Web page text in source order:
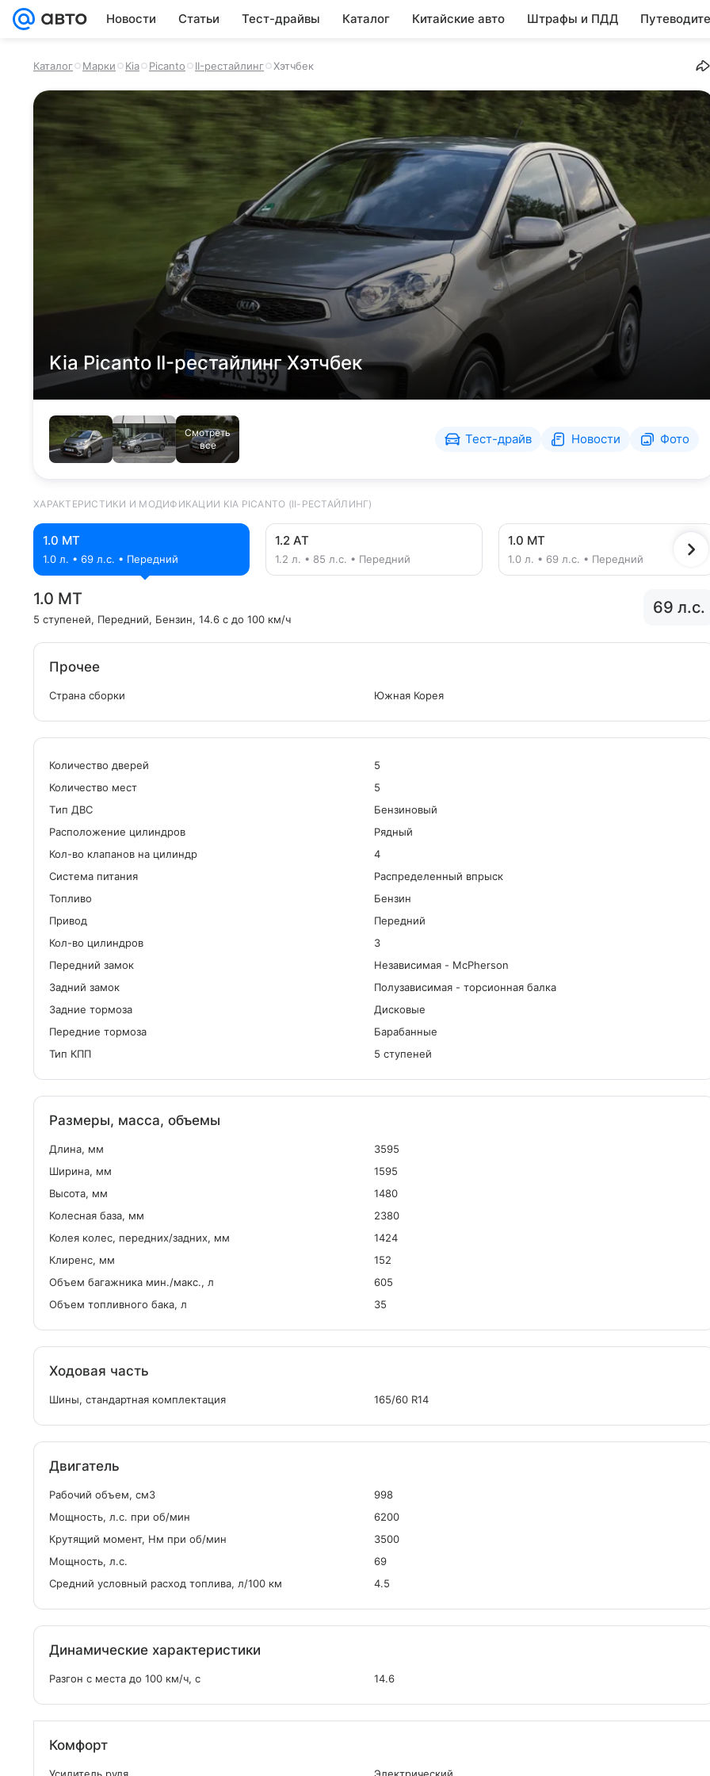
Новости Статьи Тест-драйвы Каталог Китайские авто Штрафы и ПДД
Каталог Марки Kia Picanto II-рестайлинг Хэтчбек
Kia Picanto II-рестайлинг Хэтчбек
Смотреть
все
Тест-драйв Новости Фото
ХАРАКТЕРИСТИКИ И МОДИФИКАЦИИ KIA PICANTO (II-РЕСТАЙЛИНГ)
1.0 MT
1.0 л. • 69 л.с. • Передний
1.2 AT
1.2 л. • 85 л.с. • Передний
1.0 MT
1.0 л. • 69 л.с. • Передний
1.0 MT
5 ступеней, Передний, Бензин, 14.6 с до 100 км/ч
69 л.с.
Прочее
Страна сборки Южная Корея
Количество дверей
5
Количество мест
5
Tип ДВС
Бензиновый
Расположение цилиндров
Рядный
Кол-во клапанов на цилиндр
4
Система питания
Распределенный впрыск
Топливо
Бензин
Привод
Передний
Кол-во цилиндров
3
Передний замок
Независимая - McPherson
Задний замок
Полузависимая - торсионная балка
Задние тормоза
Дисковые
Передние тормоза
Барабанные
Тип КПП
5 ступеней
Размеры, масса, объемы
Длина, мм
3595
Ширина, мм
1595
Высота, мм
1480
Колесная база, мм
2380
Колея колес, передних/задних, мм
1424
Клиренс, мм
152
Объем багажника мин./макс., л
605
Объем топливного бака, л
35
Ходовая часть
Шины, стандартная комплектация 165/60 R14
Двигатель
Рабочий объем, см3
998
Мощность, л.с. при об/мин
6200
Крутящий момент, Нм при об/мин
3500
Мощность, л.с.
69
Средний условный расход топлива, л/100 км
4.5
Динамические характеристики
Разгон с места до 100 км/ч, с 14.6
Комфорт